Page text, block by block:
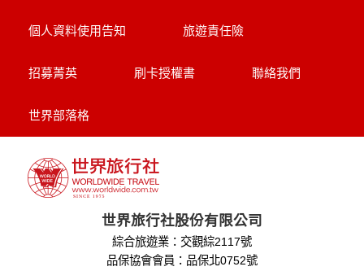
個人資料使用告知 旅遊責任險
招募菁英 刷卡授權書 聯絡我們
世界部落格
世界旅行社股份有限公司
綜合旅遊業：交觀綜2117號
品保協會會員：品保北0752號